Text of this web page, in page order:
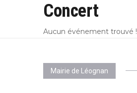
Concert
Aucun événement trouvé !
Mairie de Léognan